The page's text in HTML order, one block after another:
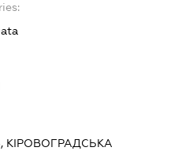
КІРОВОГРАДСЬКА